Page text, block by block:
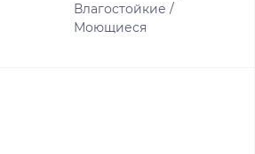
Влагостойкие /
Моющиеся